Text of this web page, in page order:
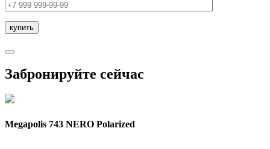
Забронируйте сейчас
Megapolis 743 NERO Polarized